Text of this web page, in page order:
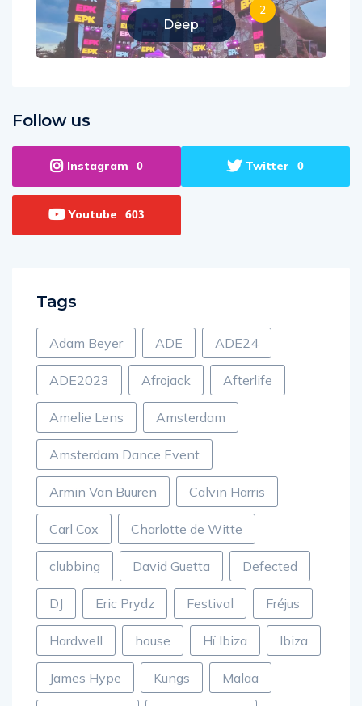
Deep
2
Follow us
Instagram 0 Twitter 0
Youtube 603
Tags
Adam Beyer ADE ADE24
ADE2023 Afrojack Afterlife
Amelie Lens Amsterdam
Amsterdam Dance Event
Armin Van Buuren Calvin Harris
Carl Cox Charlotte de Witte
clubbing David Guetta Defected
DJ Eric Prydz Festival Fréjus
Hardwell house Hï Ibiza Ibiza
James Hype Kungs Malaa